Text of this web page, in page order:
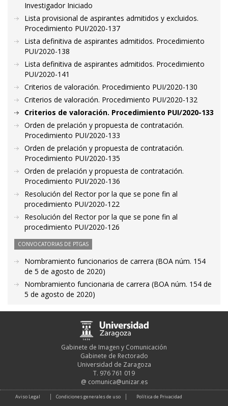
Investigador Iniciado
Lista provisional de aspirantes admitidos y excluidos.
Procedimiento PUI/2020-137
Lista definitiva de aspirantes admitidos. Procedimiento
PUI/2020-138
Lista definitiva de aspirantes admitidos. Procedimiento
PUI/2020-141
Criterios de valoración. Procedimiento PUI/2020-130
Criterios de valoración. Procedimiento PUI/2020-132
Criterios de valoración. Procedimiento PUI/2020-133
Orden de prelación y propuesta de contratación.
Procedimiento PUI/2020-133
Orden de prelación y propuesta de contratación.
Procedimiento PUI/2020-135
Orden de prelación y propuesta de contratación.
Procedimiento PUI/2020-136
Resolución del Rector por la que se pone fin al
procedimiento PUI/2020-122
Resolución del Rector por la que se pone fin al
procedimiento PUI/2020-126
CONVOCATORIAS DE PTGAS
Nombramiento funcionarios de carrera (BOA núm. 154
de 5 de agosto de 2020)
Nombramiento funcionaria de carrera (BOA núm. 154 de
5 de agosto de 2020)
Gabinete de Imagen y Comunicación
Gabinete de Rectorado
Universidad de Zaragoza
T. 976 761 019
@ comunica@unizar.es
Aviso Legal Condiciones generales de uso Política de Privacidad